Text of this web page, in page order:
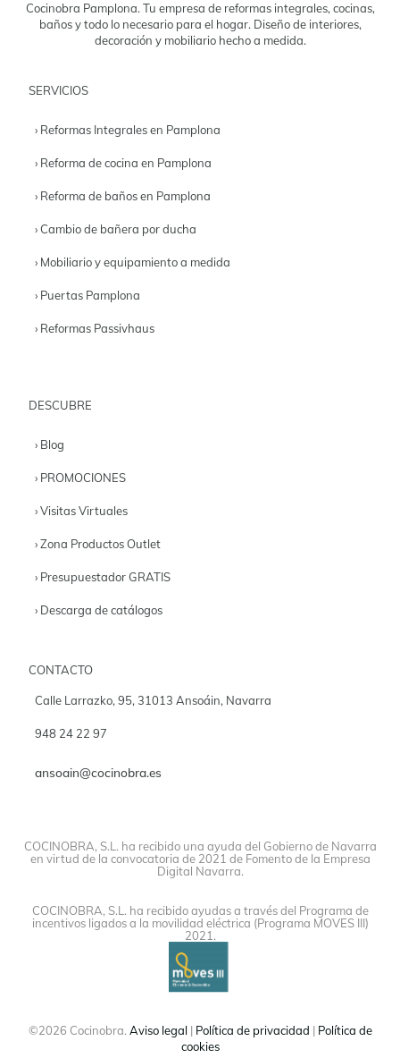
Cocinobra Pamplona. Tu empresa de reformas integrales, cocinas,
baños y todo lo necesario para el hogar. Diseño de interiores,
decoración y mobiliario hecho a medida.
SERVICIOS
› Reformas Integrales en Pamplona
› Reforma de cocina en Pamplona
› Reforma de baños en Pamplona
› Cambio de bañera por ducha
› Mobiliario y equipamiento a medida
› Puertas Pamplona
› Reformas Passivhaus
DESCUBRE
› Blog
› PROMOCIONES
› Visitas Virtuales
› Zona Productos Outlet
› Presupuestador GRATIS
› Descarga de catálogos
CONTACTO
Calle Larrazko, 95, 31013 Ansoáin, Navarra
948 24 22 97
ansoain@cocinobra.es
COCINOBRA, S.L. ha recibido una ayuda del Gobierno de Navarra
en virtud de la convocatoria de 2021 de Fomento de la Empresa
Digital Navarra.
COCINOBRA, S.L. ha recibido ayudas a través del Programa de
incentivos ligados a la movilidad eléctrica (Programa MOVES III)
2021.
©2026 Cocinobra. Aviso legal | Política de privacidad | Política de
cookies